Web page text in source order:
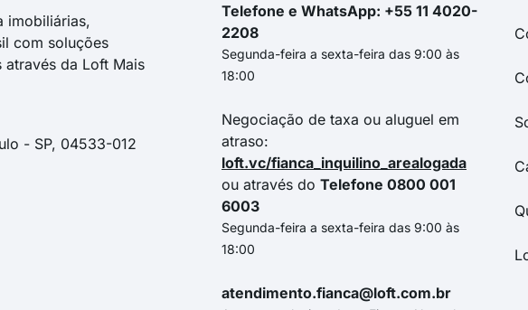
imobiliárias,
com soluções
da Loft Mais
- SP, 04533-012
Telefone e WhatsApp: +55 11 4020-
2208
Segunda-feira a sexta-feira das 9:00 às
18:00
Negociação de taxa ou aluguel em
atraso:
loft.vc/fianca_inquilino_arealogada
ou através do Telefone 0800 001
6003
Segunda-feira a sexta-feira das 9:00 às
18:00
atendimento.fianca@loft.com.br